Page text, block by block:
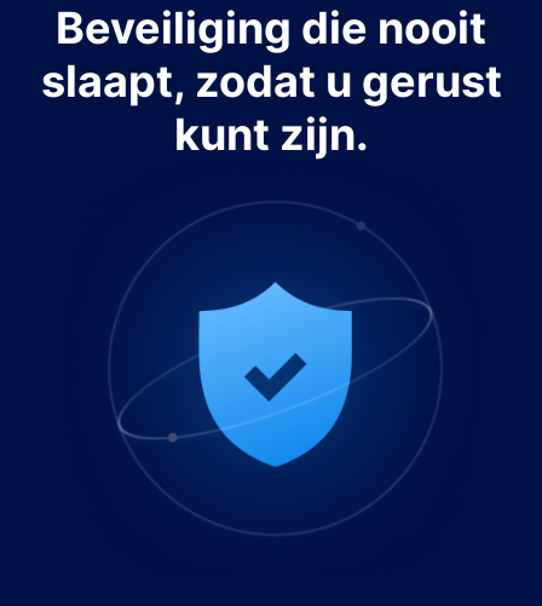
Beveiliging die nooit
slaapt, zodat u gerust
kunt zijn.